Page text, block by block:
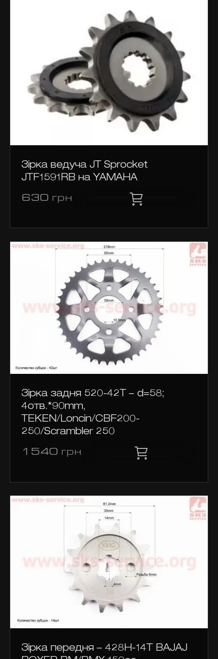
Зірка ведуча JT Sprocket
JTF1591RB на YAMAHA
630 грн
Зірка задня 520-42T – d=58;
4отв.*90mm,
TEKEN/Loncin/CBF200-
250/Scrambler 250
1540 грн
Зірка передня – 428H-14T BAJAJ